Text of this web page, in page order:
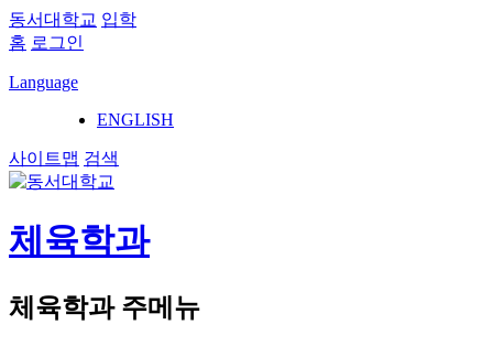
동서대학교 입학
홈 로그인
Language
ENGLISH
사이트맵 검색
체육학과
체육학과 주메뉴